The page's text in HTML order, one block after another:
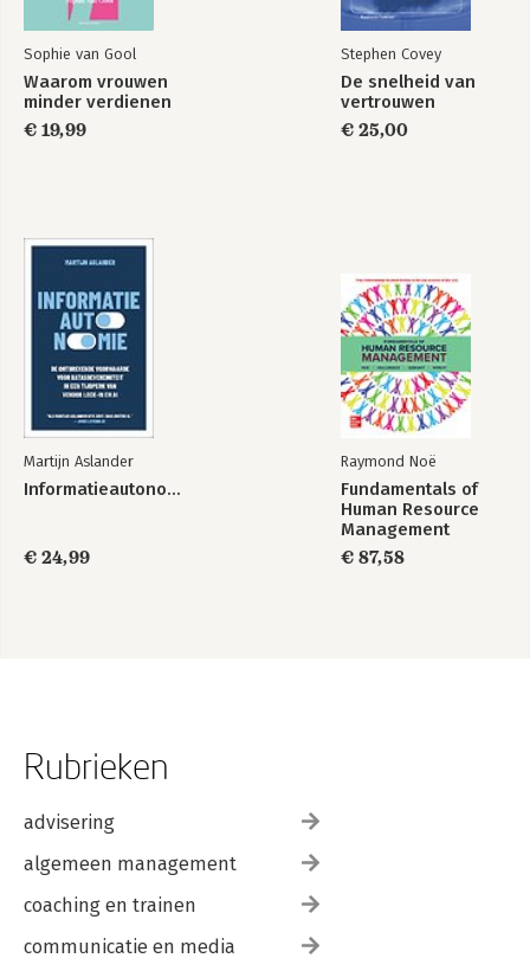
Sophie van Gool
Waarom vrouwen
minder verdienen
€ 19,99
Stephen Covey
De snelheid van
vertrouwen
€ 25,00
Martijn Aslander
Informatieautonomie
€ 24,99
Raymond Noë
Fundamentals of
Human Resource
Management
€ 87,58
Rubrieken
advisering
algemeen management
coaching en trainen
communicatie en media